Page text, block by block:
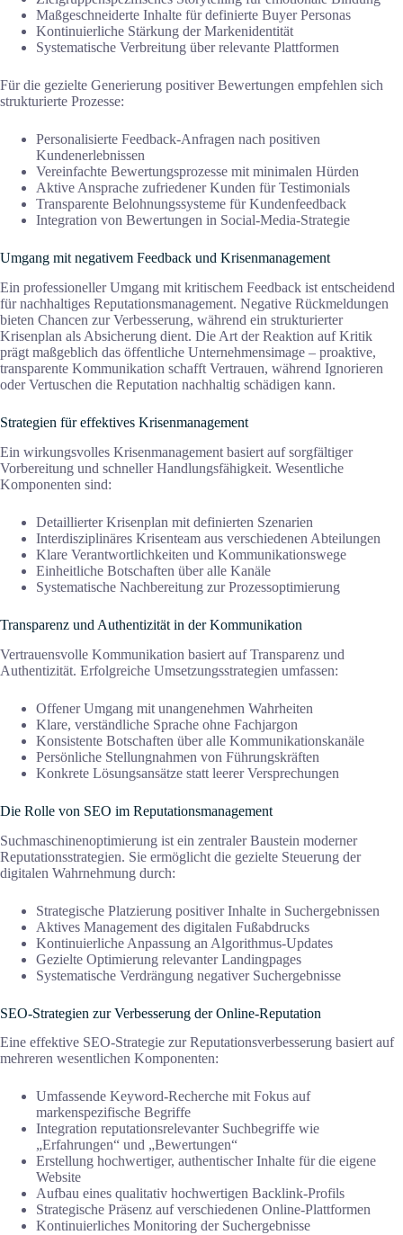
Maßgeschneiderte Inhalte für definierte Buyer Personas
Kontinuierliche Stärkung der Markenidentität
Systematische Verbreitung über relevante Plattformen
Für die gezielte Generierung positiver Bewertungen empfehlen sich
strukturierte Prozesse:
Personalisierte Feedback-Anfragen nach positiven
Kundenerlebnissen
Vereinfachte Bewertungsprozesse mit minimalen Hürden
Aktive Ansprache zufriedener Kunden für Testimonials
Transparente Belohnungssysteme für Kundenfeedback
Integration von Bewertungen in Social-Media-Strategie
Umgang mit negativem Feedback und Krisenmanagement
Ein professioneller Umgang mit kritischem Feedback ist entscheidend
für nachhaltiges Reputationsmanagement. Negative Rückmeldungen
bieten Chancen zur Verbesserung, während ein strukturierter
Krisenplan als Absicherung dient. Die Art der Reaktion auf Kritik
prägt maßgeblich das öffentliche Unternehmensimage – proaktive,
transparente Kommunikation schafft Vertrauen, während Ignorieren
oder Vertuschen die Reputation nachhaltig schädigen kann.
Strategien für effektives Krisenmanagement
Ein wirkungsvolles Krisenmanagement basiert auf sorgfältiger
Vorbereitung und schneller Handlungsfähigkeit. Wesentliche
Komponenten sind:
Detaillierter Krisenplan mit definierten Szenarien
Interdisziplinäres Krisenteam aus verschiedenen Abteilungen
Klare Verantwortlichkeiten und Kommunikationswege
Einheitliche Botschaften über alle Kanäle
Systematische Nachbereitung zur Prozessoptimierung
Transparenz und Authentizität in der Kommunikation
Vertrauensvolle Kommunikation basiert auf Transparenz und
Authentizität. Erfolgreiche Umsetzungsstrategien umfassen:
Offener Umgang mit unangenehmen Wahrheiten
Klare, verständliche Sprache ohne Fachjargon
Konsistente Botschaften über alle Kommunikationskanäle
Persönliche Stellungnahmen von Führungskräften
Konkrete Lösungsansätze statt leerer Versprechungen
Die Rolle von SEO im Reputationsmanagement
Suchmaschinenoptimierung ist ein zentraler Baustein moderner
Reputationsstrategien. Sie ermöglicht die gezielte Steuerung der
digitalen Wahrnehmung durch:
Strategische Platzierung positiver Inhalte in Suchergebnissen
Aktives Management des digitalen Fußabdrucks
Kontinuierliche Anpassung an Algorithmus-Updates
Gezielte Optimierung relevanter Landingpages
Systematische Verdrängung negativer Suchergebnisse
SEO-Strategien zur Verbesserung der Online-Reputation
Eine effektive SEO-Strategie zur Reputationsverbesserung basiert auf
mehreren wesentlichen Komponenten:
Umfassende Keyword-Recherche mit Fokus auf
markenspezifische Begriffe
Integration reputationsrelevanter Suchbegriffe wie
„Erfahrungen“ und „Bewertungen“
Erstellung hochwertiger, authentischer Inhalte für die eigene
Website
Aufbau eines qualitativ hochwertigen Backlink-Profils
Strategische Präsenz auf verschiedenen Online-Plattformen
Kontinuierliches Monitoring der Suchergebnisse